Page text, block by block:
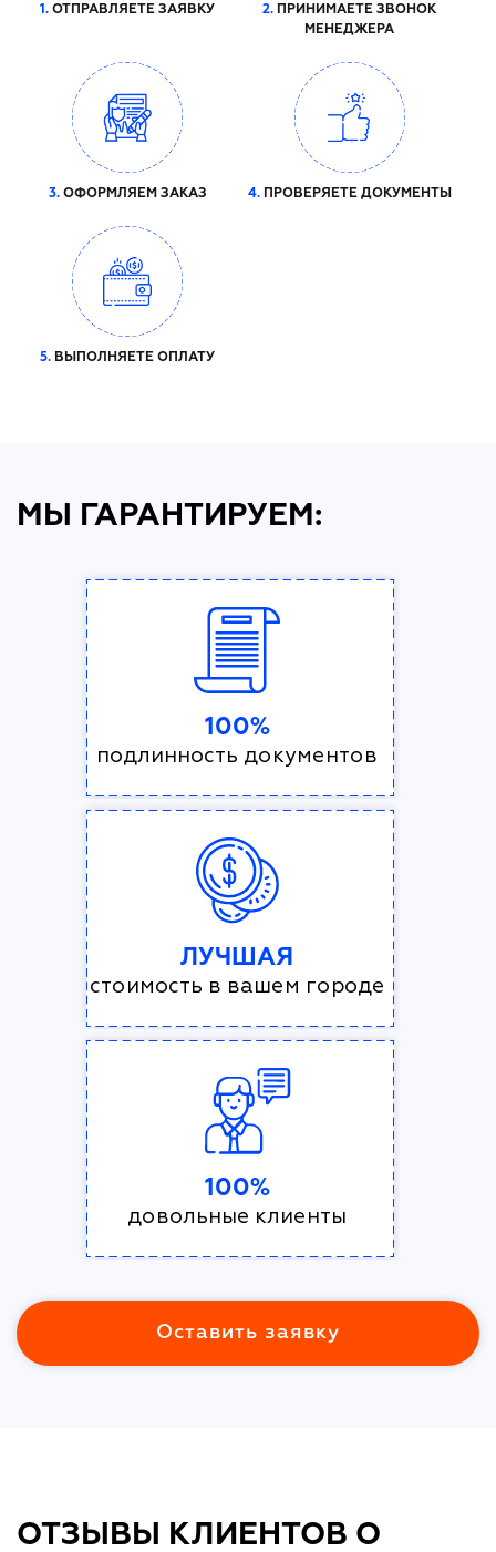
1. ОТПРАВЛЯЕТЕ ЗАЯВКУ 2. ПРИНИМАЕТЕ ЗВОНОК
МЕНЕДЖЕРА
3.ОФОРМЛЯЕМ ЗАКАЗ 4.ПРОВЕРЯЕТЕ ДОКУМЕНТЫ
5. ВЫПОЛНЯЕТЕ ОПЛАТУ
МЫ ГАРАНТИРУЕМ:
100%
подлинность документов
ЛУЧШАЯ
стоимость в вашем городе
100%
довольные клиенты
Оставить заявку
ОТЗЫВЫ КЛИЕНТОВ О